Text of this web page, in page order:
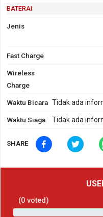
BATERAI
Jenis
Fast Charge
Wireless
Charge
Waktu Bicara Tidak ada
Waktu Siaga Tidak ada
SHARE
(0 voted)